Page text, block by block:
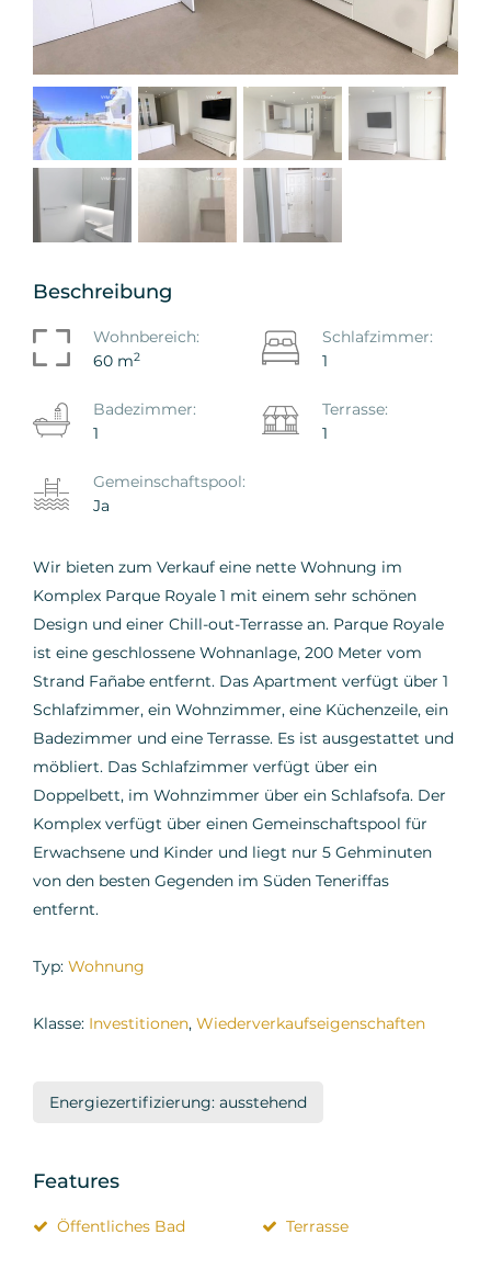
Beschreibung
Wohnbereich:
60 m2
Schlafzimmer:
1
Badezimmer:
1
Terrasse:
1
Gemeinschaftspool:
Ja
Wir bieten zum Verkauf eine nette Wohnung im
Komplex Parque Royale 1 mit einem sehr schönen
Design und einer Chill-out-Terrasse an. Parque Royale
ist eine geschlossene Wohnanlage, 200 Meter vom
Strand Fañabe entfernt. Das Apartment verfügt über 1
Schlafzimmer, ein Wohnzimmer, eine Küchenzeile, ein
Badezimmer und eine Terrasse. Es ist ausgestattet und
möbliert. Das Schlafzimmer verfügt über ein
Doppelbett, im Wohnzimmer über ein Schlafsofa. Der
Komplex verfügt über einen Gemeinschaftspool für
Erwachsene und Kinder und liegt nur 5 Gehminuten
von den besten Gegenden im Süden Teneriffas
entfernt.
Typ: Wohnung
Klasse: Investitionen, Wiederverkaufseigenschaften
Energiezertifizierung: ausstehend
Features
Öffentliches Bad Terrasse